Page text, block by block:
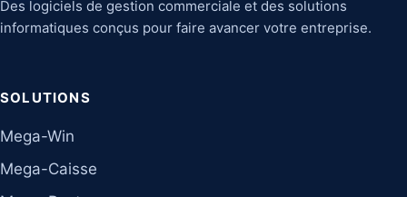
Des logiciels de gestion commerciale et des solutions
informatiques conçus pour faire avancer votre entreprise.
SOLUTIONS
Mega-Win
Mega-Caisse